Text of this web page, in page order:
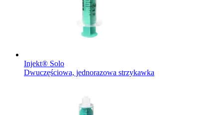
Injekt® Solo
Dwuczęściowa, jednorazowa strzykawka